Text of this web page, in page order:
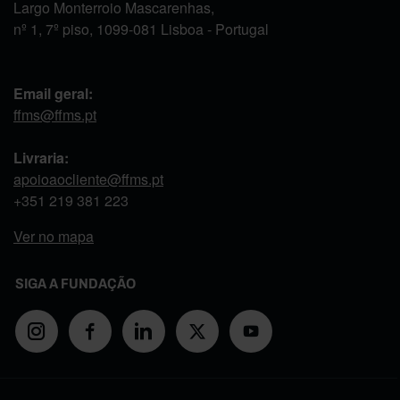
Largo Monterroio Mascarenhas,
nº 1, 7º piso, 1099-081 Lisboa - Portugal
Email geral:
ffms@ffms.pt
Livraria:
apoioaocliente@ffms.pt
+351 219 381 223
Ver no mapa
SIGA A FUNDAÇÃO